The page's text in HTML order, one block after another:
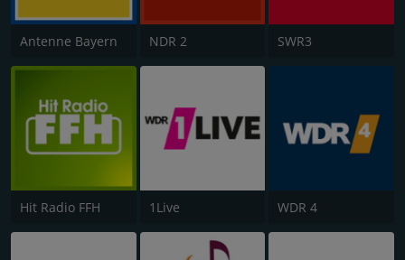
Antenne Bayern NDR 2 SWR3
Hit Radio FFH 1Live WDR 4